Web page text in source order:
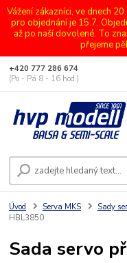
Vážení zákazníci, ve dnech
pro objednání je 15.7.
až po naší dovolené. To
přejeme
+420 777 286 674
(Po - Pá 8 - 16 hod.)
Úvod Serva MKS Sady
HBL3850
Sada servo